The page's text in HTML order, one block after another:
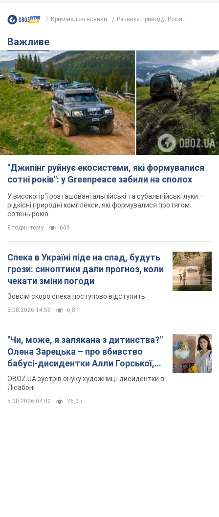
Кримінальні новини Речники приводу: Росія...
Важливе
"Джипінг руйнує екосистеми, які формувалися
сотні років": у Greenpeace забили на сполох
У високогір'ї розташовані альпійські та субальпійські луки –
рідкісні природні комплекси, які формувалися протягом
сотень років
8 годин тому 669
Спека в Україні піде на спад, будуть
грози: синоптики дали прогноз, коли
чекати зміни погоди
Зовсім скоро спека поступово відступить
5.08.2026 14:59 6,8 т.
"Чи, може, я залякана з дитинства?"
Олена Зарецька – про вбивство
бабусі-дисидентки Алли Горської,
критику Дмитра Стуса та втечу в
Португалію з 5 дітьми
OBOZ.UA зустрів онуку художниці-дисидентки в
Лісабоні
5.08.2026 04:00 26,0 т.